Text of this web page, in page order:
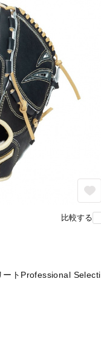
比較する
ートProfessional Selecti